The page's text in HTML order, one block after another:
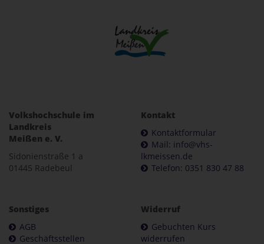
Volkshochschule im
Landkreis
Meißen e. V.
Sidonienstraße 1 a
01445 Radebeul
Kontakt
Kontaktformular
Mail: info@vhs-
lkmeissen.de
Telefon: 0351 830 47 88
Sonstiges
AGB
Geschäftsstellen
Widerruf
Gebuchten Kurs
widerrufen